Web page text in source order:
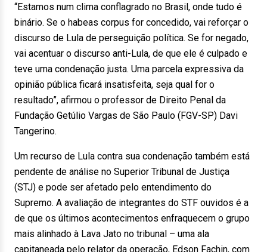
“Estamos num clima conflagrado no Brasil, onde tudo é
binário. Se o habeas corpus for concedido, vai reforçar o
discurso de Lula de perseguição política. Se for negado,
vai acentuar o discurso anti-Lula, de que ele é culpado e
teve uma condenação justa. Uma parcela expressiva da
opinião pública ficará insatisfeita, seja qual for o
resultado”, afirmou o professor de Direito Penal da
Fundação Getúlio Vargas de São Paulo (FGV-SP) Davi
Tangerino.
Um recurso de Lula contra sua condenação também está
pendente de análise no Superior Tribunal de Justiça
(STJ) e pode ser afetado pelo entendimento do
Supremo. A avaliação de integrantes do STF ouvidos é a
de que os últimos acontecimentos enfraquecem o grupo
mais alinhado à Lava Jato no tribunal – uma ala
capitaneada pelo relator da operação, Edson Fachin, com